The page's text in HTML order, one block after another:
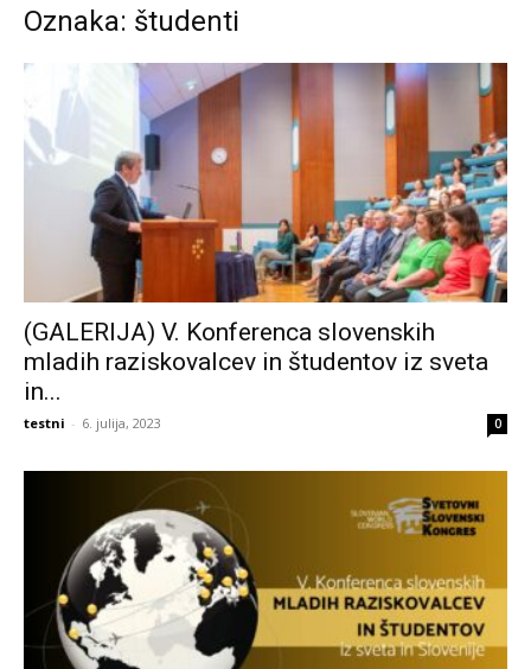
Oznaka: študenti
(GALERIJA) V. Konferenca slovenskih
mladih raziskovalcev in študentov iz sveta
in...
testni - 6. julija, 2023 0